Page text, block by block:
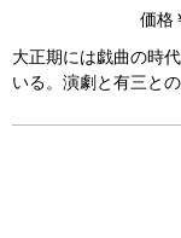
価格
大正期には戯曲の時
いる。演劇と有三と